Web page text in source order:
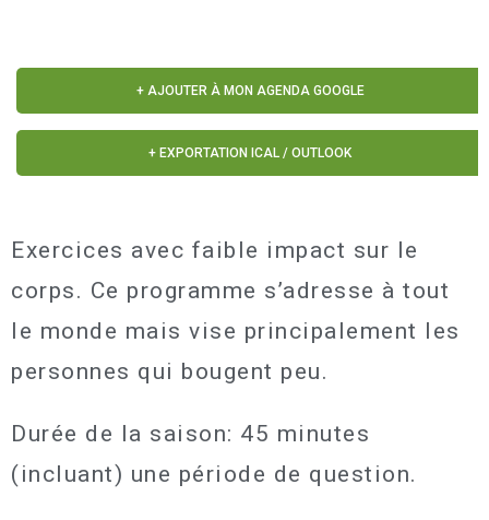
+ AJOUTER À MON AGENDA GOOGLE
+ EXPORTATION ICAL / OUTLOOK
Exercices avec faible impact sur le
corps. Ce programme s’adresse à tout
le monde mais vise principalement les
personnes qui bougent peu.
Durée de la saison: 45 minutes
(incluant) une période de question.